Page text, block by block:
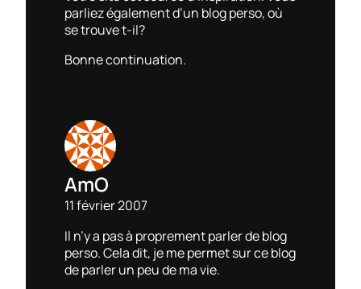
parliez également d’un blog perso, où
se trouve t-il?
Bonne continuation.
AmO
11 février 2007
Il n’y a pas à proprement parler de blog
perso. Cela dit, je me permet sur ce blog
de parler un peu de ma vie.